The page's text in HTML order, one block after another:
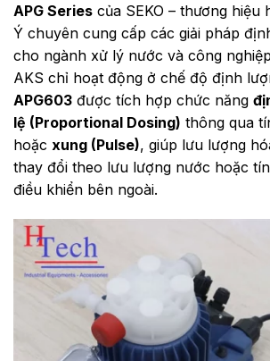
APG Series của SEKO – thương hiệu
Ý chuyên cung cấp các giải pháp
cho ngành xử lý nước và công
AKS chỉ hoạt động ở chế độ định
APG603 được tích hợp chức năng
lệ (Proportional Dosing) thông qua
hoặc xung (Pulse), giúp lưu lượng
thay đổi theo lưu lượng nước hoặc
điều khiển bên ngoài.